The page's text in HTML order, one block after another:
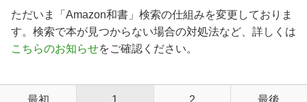
ただいま「Amazon和書」検索の仕組みを変更しておりま
す。検索で本が見つからない場合の対処法など、詳しくは
こちらのお知らせをご確認ください。
最初 1 2 最後